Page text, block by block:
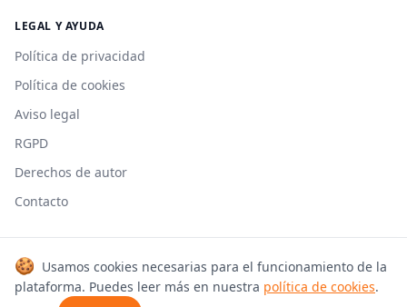
LEGAL Y AYUDA
Política de privacidad
Política de cookies
Aviso legal
RGPD
Derechos de autor
Contacto
© 2026 Cookmonkeys. Todos los derechos reservados.
Hecho con 🍳 en España
🍪 Usamos cookies necesarias para el funcionamiento de la
plataforma. Puedes leer más en nuestra política de cookies.